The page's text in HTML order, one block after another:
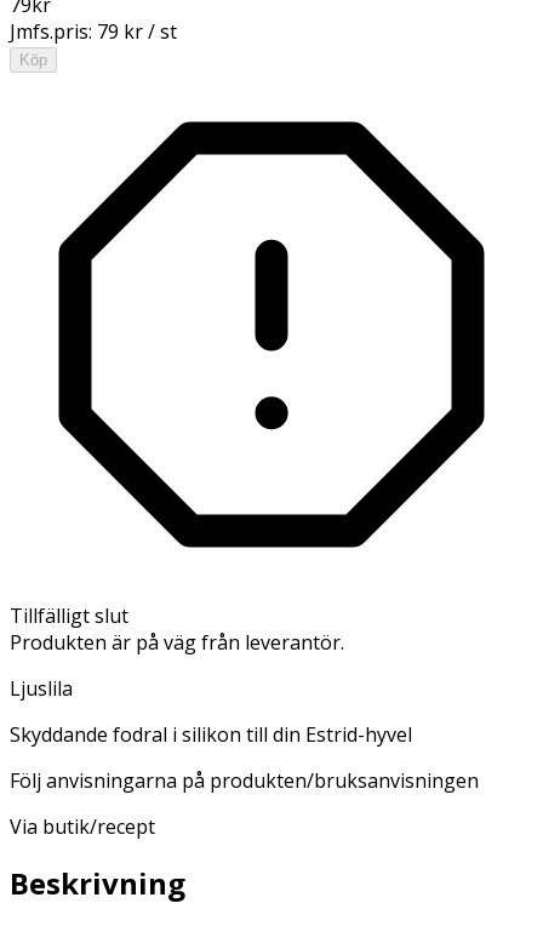
Jmfs.pris: 79 kr / st
Köp
Tillfälligt slut
Produkten är på väg från leverantör.
Ljuslila
Skyddande fodral i silikon till din Estrid-hyvel
Följ anvisningarna på produkten/bruksanvisningen
Via butik/recept
Beskrivning